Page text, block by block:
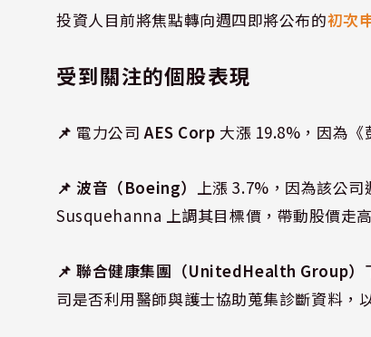
投資人目前將焦點轉向週四即將公布的初次
受到關注的個股表現
📌 電力公司 AES Corp 大漲 19.8%，因為《
📌 波音（Boeing）
上漲 3.7%，因為該公
Susquehanna 上調其目標價，帶動股價走高
📌 聯合健康集團 （UnitedHealth Group）
司是否利用醫師與護士協助蒐集診斷資料，